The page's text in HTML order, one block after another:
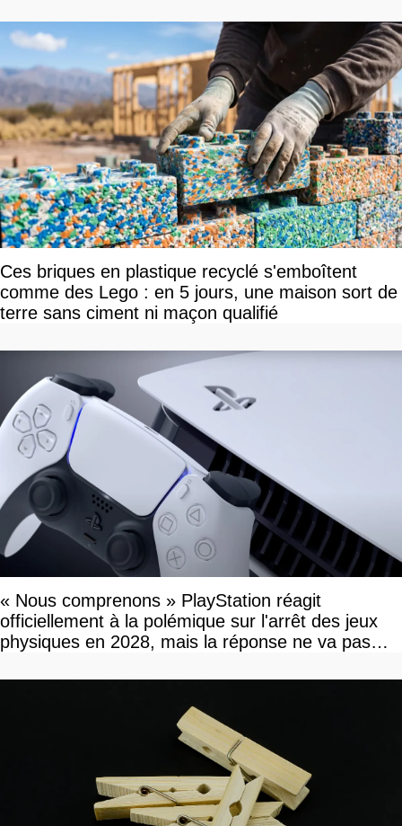
Ces briques en plastique recyclé s'emboîtent
comme des Lego : en 5 jours, une maison sort de
terre sans ciment ni maçon qualifié
« Nous comprenons » PlayStation réagit
officiellement à la polémique sur l'arrêt des jeux
physiques en 2028, mais la réponse ne va pas